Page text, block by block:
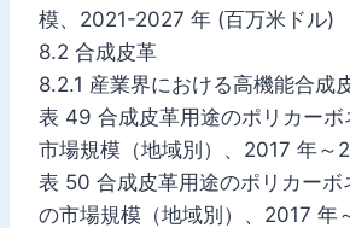
模、2021-2027 年 (百万米ドル)
8.2 合成皮革
8.2.1 産業界における高機能合成
表 49 合成皮革用途のポリカーボ
市場規模（地域別）、2017 年～
表 50 合成皮革用途のポリカーボ
の市場規模（地域別）、2017 年